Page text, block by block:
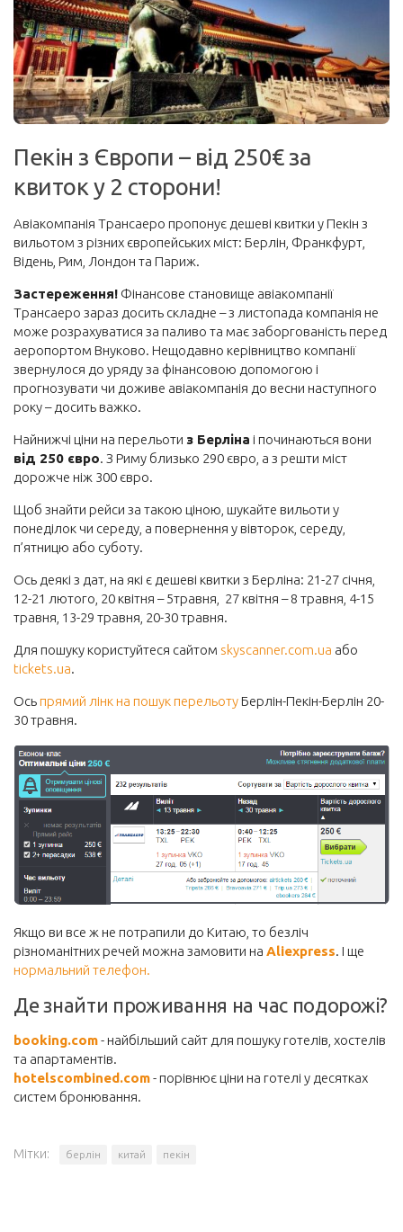
Корисне
Візи та безвіз
Інше
Блоги мандрівників
Новини
Автобуси
Порадник
Забронювати
Авіаквитки на будь-який напрямок
Авіаквитки лоукостів
Пакетні тури
Автобусні квитки
Залізничні квитки
Авто
Страхування
Пекін з Європи – від 250€ за
квиток у 2 сторони!
Авіакомпанія Трансаеро пропонує дешеві квитки у Пекін з
вильотом з різних європейських міст: Берлін, Франкфурт,
Відень, Рим, Лондон та Париж.
Застереження! Фінансове становище авіакомпанії
Трансаеро зараз досить складне – з листопада компанія не
може розрахуватися за паливо та має заборгованість перед
аеропортом Внуково. Нещодавно керівництво компанії
звернулося до уряду за фінансовою допомогою і
прогнозувати чи доживе авіакомпанія до весни наступного
року – досить важко.
Найнижчі ціни на перельоти з Берліна і починаються вони
від 250 євро. З Риму близько 290 євро, а з решти міст
дорожче ніж 300 євро.
Щоб знайти рейси за такою ціною, шукайте вильоти у
понеділок чи середу, а повернення у вівторок, середу,
п’ятницю або суботу.
Ось деякі з дат, на які є дешеві квитки з Берліна: 21-27 січня,
12-21 лютого, 20 квітня – 5травня, 27 квітня – 8 травня, 4-15
травня, 13-29 травня, 20-30 травня.
Для пошуку користуйтеся сайтом skyscanner.com.ua або
tickets.ua.
Осьпрямий лінк на пошук перельотуБерлін-Пекін-Берлін 20-
30 травня.
Якщо ви все ж не потрапили до Китаю, то безліч
різноманітних речей можна замовити на Aliexpress. І ще
нормальний телефон.
Де знайти проживання на час подорожі?
booking.com- найбільший сайт для пошуку готелів, хостелів
та апартаментів.
hotelscombined.com- порівнює ціни на готелі у десятках
систем бронювання.
Мітки: берлін китай пекін